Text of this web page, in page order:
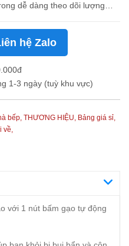
dễ dàng theo dõi lượng
hệ Zalo
1-3 ngày (tuỳ khu vực)
bếp, THƯƠNG HIỆU, Bảng giá sỉ,
về,
với 1 nút bấm gạo tự động